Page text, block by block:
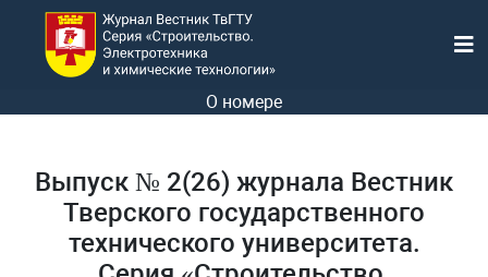
О номере
Выпуск № 2(26) журнала Вестник
Тверского государственного
технического университета.